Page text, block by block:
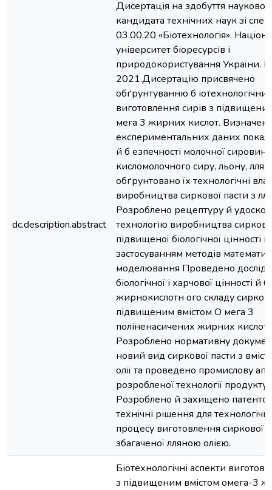
dc.description.abstract
Дисертація на здобуття
кандидата технічних наук зі
03.00.20 «Біотехнологія».
університет біоресурсів і
природокористування України.
2021.Дисертацію присвячено
обґрунтуванню б
виготовлення сирів з
мега 3 жирних кислот.
експериментальних даних
й б езпечності молочної
кисломолочного сиру, льону,
обґрунтовано їх технологічні
виробництва сиркової пасти з
Розроблено рецептуру й
технологію виробництва
підвищеної біологічної цінності із
застосуванням методів
моделювання Проведено
біологічної і харчової цінності й
жирнокислотн ого складу
підвищеним вмістом О мега 3
поліненасичених жирних кислот
Розроблено нормативну
новий вид сиркової пасти з
олії та проведено промислову
розробленої технології продукту.
Pозроблено й захищено
технічні рішення для
процесу виготовлення сиркової
збагаченої лляною олією.
Біотехнологічні аспекти
з підвищеним вмістом омега-3